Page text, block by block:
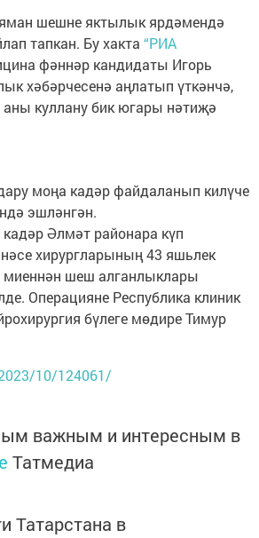
шешне яктылык ярдәмендә
тапкан. Бу хакта “РИА
фәннәр кандидаты Игорь
хәбәрчесенә аңлатып үткәнчә,
аны куллану бик югары нәтиҗә
моңа кадәр файдаланып килүче
эшләнгән.
Әлмәт районара күп
хирургларының 43 яшьлек
шеш алганлыклары
Операцияне Республика клиник
бүлеге мөдире Тимур
10/124061/
важным и интересным в
Татмедиа
Татарстана в